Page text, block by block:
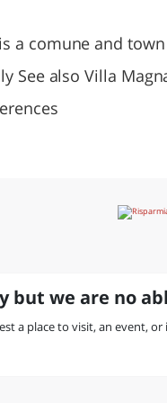
a comune and
See also Villa
but we are no
a place to visit, an event,